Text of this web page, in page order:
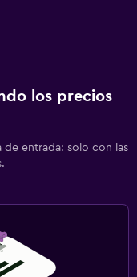
los precios
entrada: solo con las